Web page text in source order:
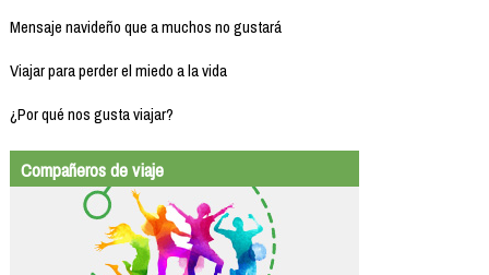
Mensaje navideño que a muchos no gustará
Viajar para perder el miedo a la vida
¿Por qué nos gusta viajar?
Compañeros de viaje